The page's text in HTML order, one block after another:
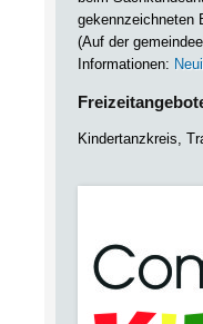
gekennzeichneten
(Auf der
Informationen:
Kindertanzkreis,